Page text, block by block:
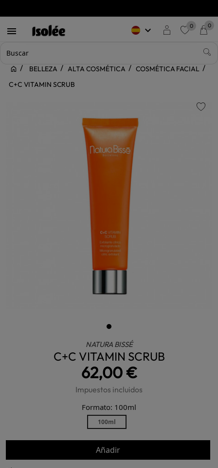
 keyboard_arrow_down 0 0
BELLEZA ALTA COSMÉTICA
COSMÉTICA FACIAL
C+C VITAMIN SCRUB
NATURA BISSÉ
C+C VITAMIN SCRUB
62,00 €
Impuestos incluidos
Formato: 100ml
100ml
Añadir